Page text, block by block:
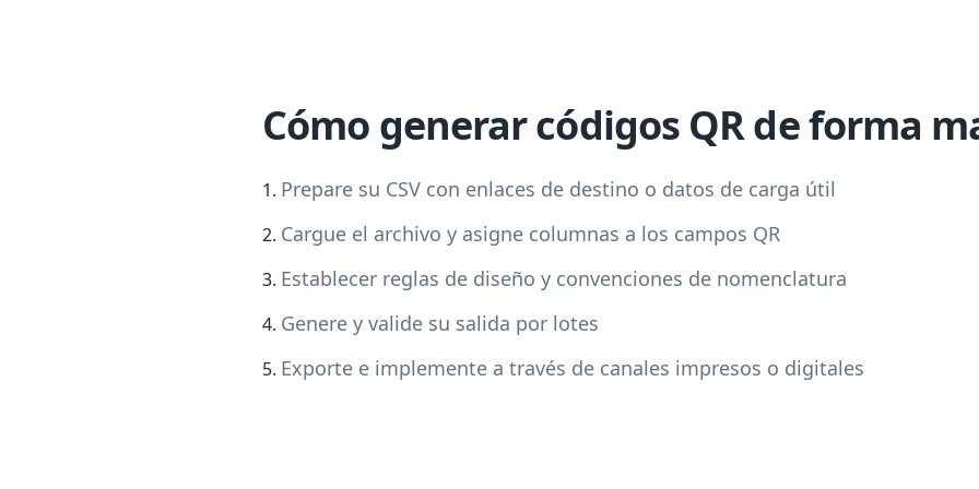
Cómo generar códigos QR de forma
Prepare su CSV con enlaces de destino o datos de carga útil
Cargue el archivo y asigne columnas a los campos QR
Establecer reglas de diseño y convenciones de nomenclatura
Genere y valide su salida por lotes
Exporte e implemente a través de canales impresos o digitales